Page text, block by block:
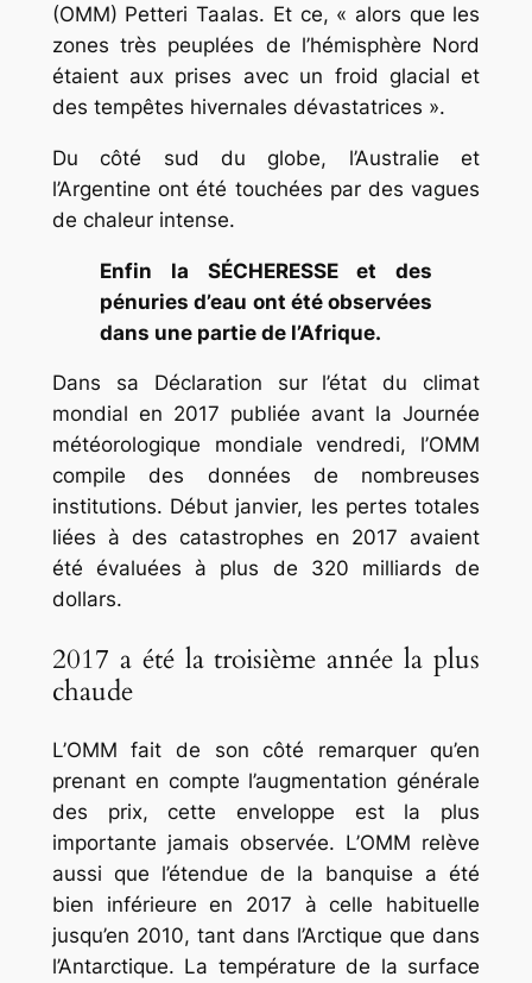
(OMM) Petteri Taalas. Et ce, « alors que les
zones très peuplées de l’hémisphère Nord
étaient aux prises avec un froid glacial et
des tempêtes hivernales dévastatrices ».
Du côté sud du globe, l’Australie et
l’Argentine ont été touchées par des vagues
de chaleur intense.
Enfin la SÉCHERESSE et des
pénuries d’eau ont été observées
dans une partie de l’Afrique.
Dans sa Déclaration sur l’état du climat
mondial en 2017 publiée avant la Journée
météorologique mondiale vendredi, l’OMM
compile des données de nombreuses
institutions. Début janvier, les pertes totales
liées à des catastrophes en 2017 avaient
été évaluées à plus de 320 milliards de
dollars.
2017 a été la troisième année la plus
chaude
L’OMM fait de son côté remarquer qu’en
prenant en compte l’augmentation générale
des prix, cette enveloppe est la plus
importante jamais observée. L’OMM relève
aussi que l’étendue de la banquise a été
bien inférieure en 2017 à celle habituelle
jusqu’en 2010, tant dans l’Arctique que dans
l’Antarctique. La température de la surface